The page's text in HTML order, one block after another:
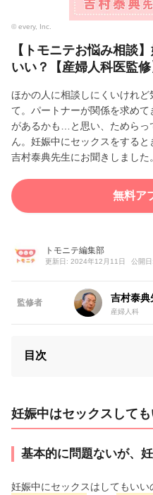
© every, Inc.
【トモニテお悩み相談
いい？【産婦人科医監修
ほかの人に相談しにくいけれ
て。パートナーが関係を求め
があるかも…と思い、ためらっ
ん。妊娠中にセックスをする
吉村泰典先生にお聞きしました。
無料ア
トモニテ編集部
更新日: 2024年12月11日 公開
監修者 吉村泰典
産婦人科
目次
妊娠中はセックスしても
基本的に問題ないが、
妊娠中にセックスはしてもいい